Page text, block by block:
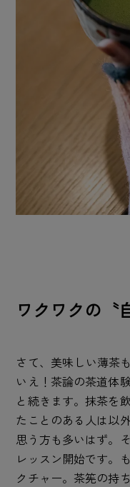
ワクワクの〝
さて、美味しい薄茶
いえ！茶論の茶道体
と続きます。抹茶を
たことのある人は以
思う方も多いはず。
レッスン開始です。
クチャー。茶筅の持